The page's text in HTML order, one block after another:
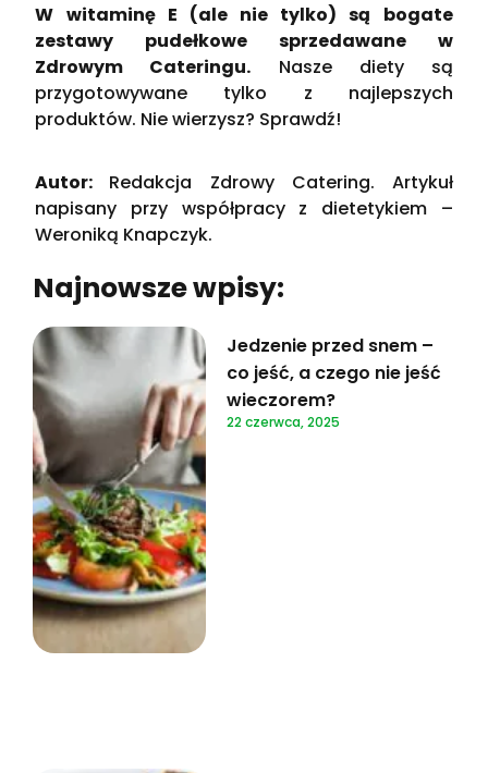
W witaminę E (ale nie tylko) są bogate
zestawy pudełkowe sprzedawane w
Zdrowym Cateringu. Nasze diety są
przygotowywane tylko z najlepszych
produktów. Nie wierzysz? Sprawdź!
Autor: Redakcja Zdrowy Catering. Artykuł
napisany przy współpracy z dietetykiem –
Weroniką Knapczyk.
Najnowsze wpisy:
Jedzenie przed snem –
co jeść, a czego nie jeść
wieczorem?
22 czerwca, 2025